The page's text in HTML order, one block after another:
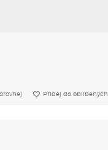
Přidej do oblíbených